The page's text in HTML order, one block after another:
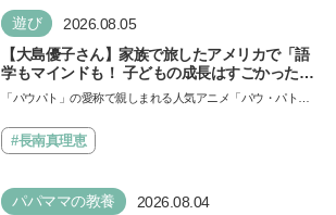
い…
遊び 2026.08.05
【大島優子さん】家族で旅したアメリカで「語
学もマインドも！ 子どもの成長はすごかった」
声優をつとめた映画『パウ・パトロール ザ・ダ
イノ・ムービー』ではあきらめなければ何でも
できると子どもに知ってほしい
「パウパト」の愛称で親しまれる人気アニメ「パウ・パトロ
ザ…#長南真理恵
パパママの教養 2026.08.04